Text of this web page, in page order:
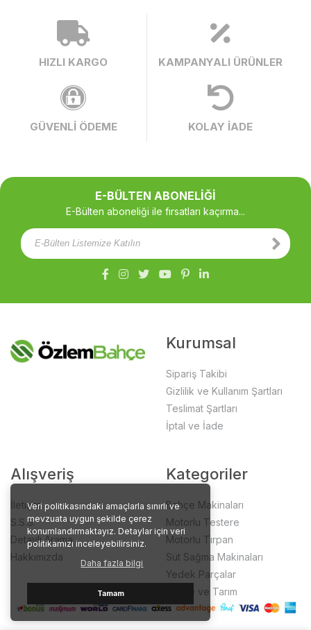
Veri politikasındaki amaçlarla sınırlı ve
mevzuata uygun şekilde çerez
konumlandırmaktayız. Detaylar için veri
politikamızı inceleyebilirsiniz.
Daha fazla bilgi
Tamam
HIZLI KARGO KAMPANYALI ÜRÜNLER
GÜVENLİ ÖDEME KOLAY İADE
E-BÜLTEN ABONELİĞİ
E-Bülten aboneliği ile fırsatları kaçırma...
Kurumsal
Sipariş Takibi
Gizlilik ve Kullanım Şartları
Teslimat Şartları
İptal ve İade
Alışveriş
İletişim
S.S.S.
Detaylı Arama
Hakkımızda
Kategoriler
Bahçe Makinaları
Motorlu Testere
Motorlu Tırpan
Süt Sağma Makinaları
Yedek Parçalar
Bahçe ve Tarım